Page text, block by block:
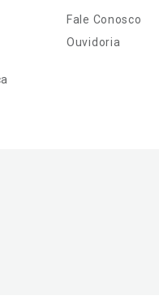
Fale Conosco
Ouvidoria